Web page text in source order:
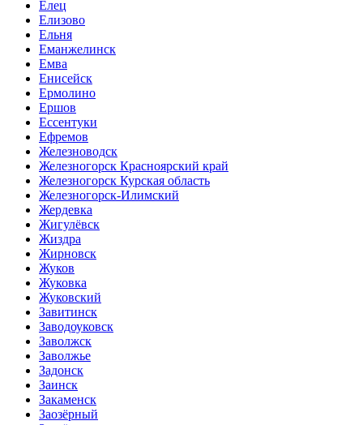
Елец
Елизово
Ельня
Еманжелинск
Емва
Енисейск
Ермолино
Ершов
Ессентуки
Ефремов
Железноводск
Железногорск Красноярский край
Железногорск Курская область
Железногорск-Илимский
Жердевка
Жигулёвск
Жиздра
Жирновск
Жуков
Жуковка
Жуковский
Завитинск
Заводоуковск
Заволжск
Заволжье
Задонск
Заинск
Закаменск
Заозёрный